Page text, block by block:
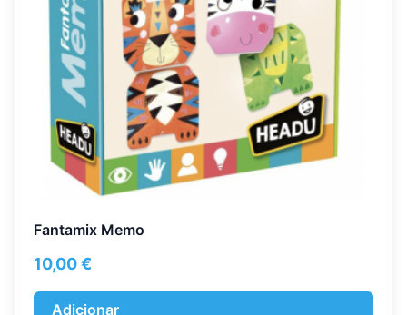
Fantamix Memo
10,00€
Adicionar